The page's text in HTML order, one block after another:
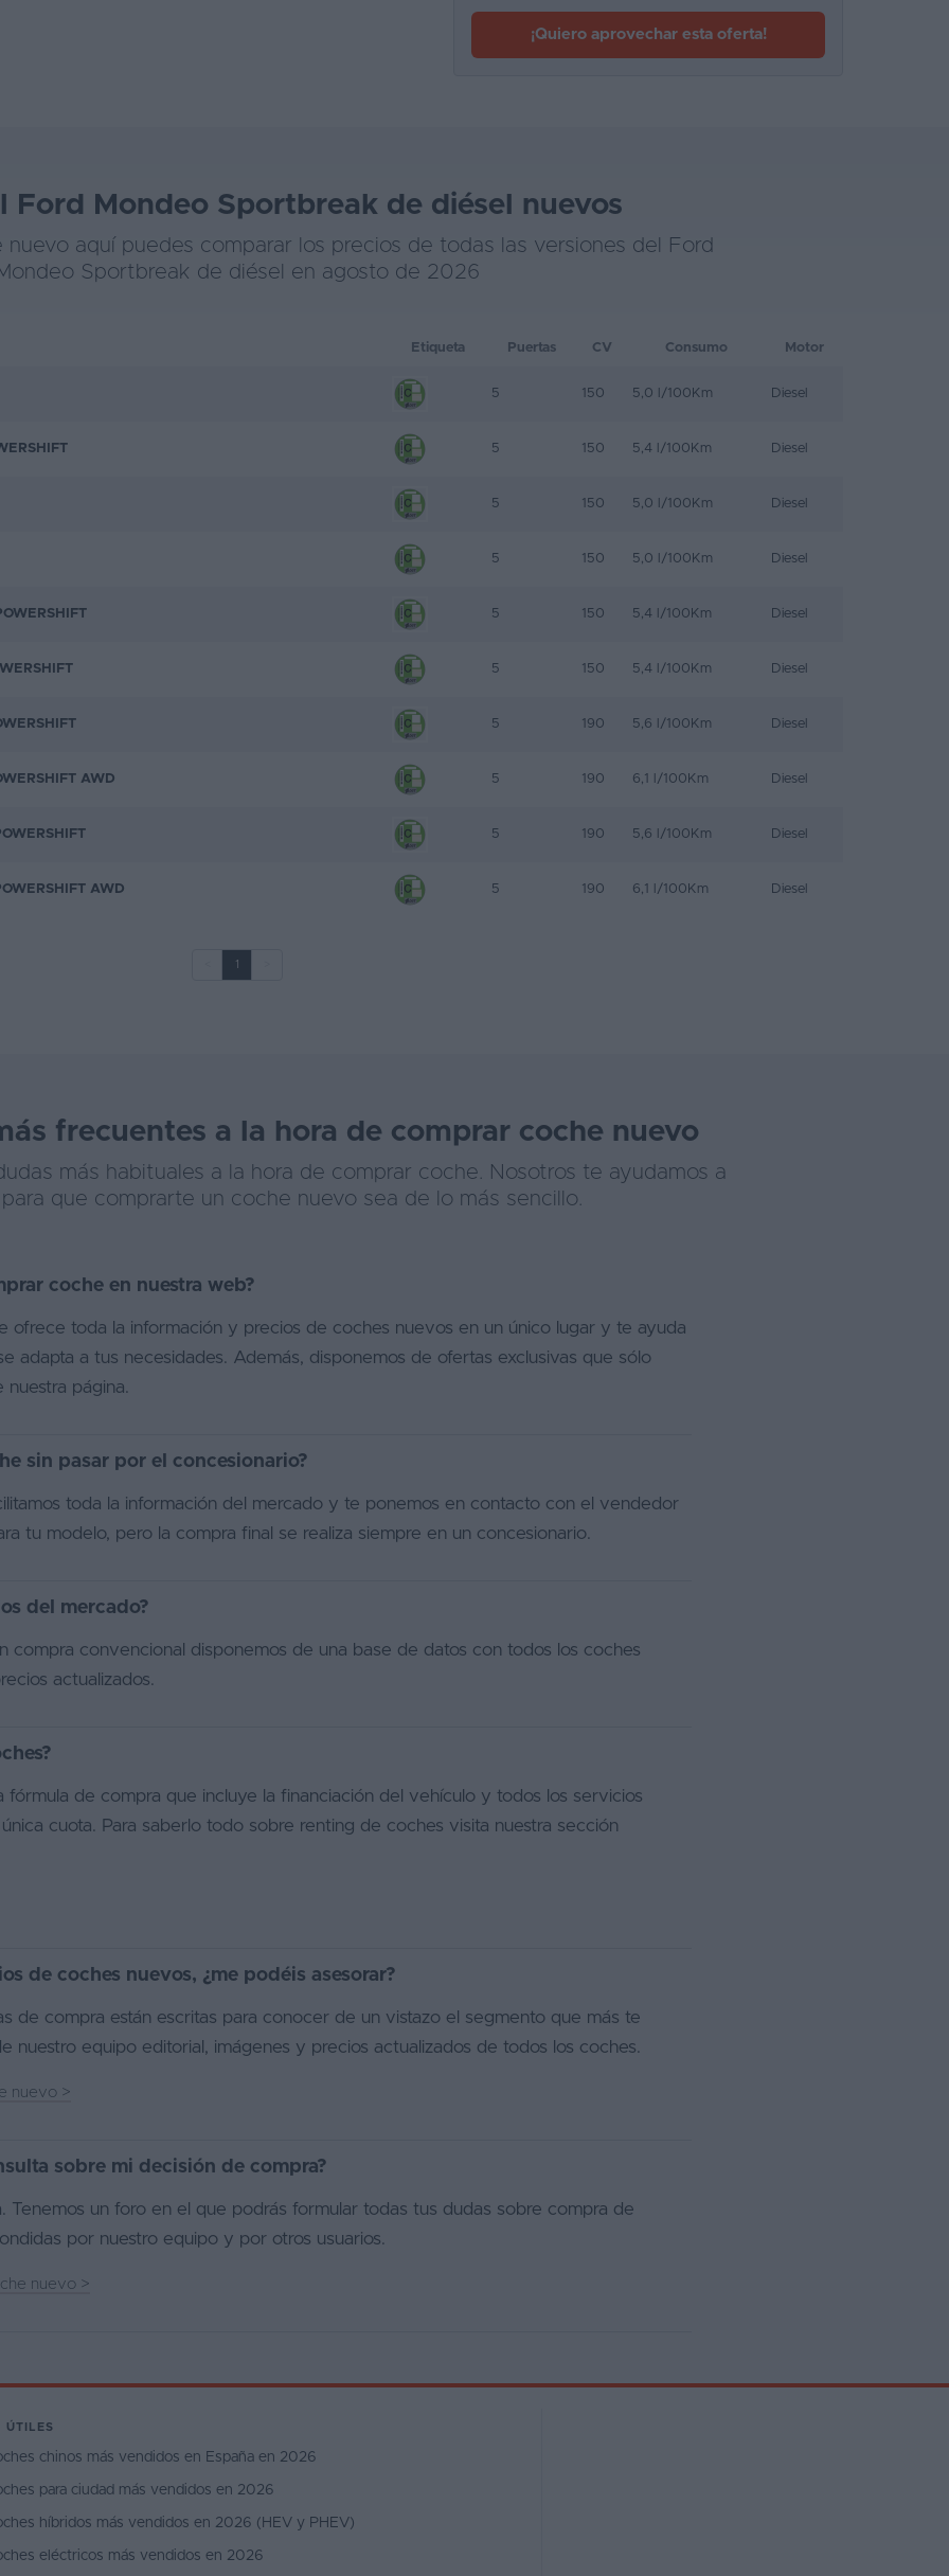
¡Quiero aprovechar esta oferta!
Ford Mondeo Sportbreak de diésel nuevos
nuevo aquí puedes comparar los precios de todas las versiones del Ford
Sportbreak de diésel en agosto de 2026
Etiqueta Puertas CV Consumo Motor
5 150 5,0 l/100Km Diesel
5 150 5,4 l/100Km Diesel
5 150 5,0 l/100Km Diesel
5 150 5,0 l/100Km Diesel
5 150 5,4 l/100Km Diesel
5 150 5,4 l/100Km Diesel
5 190 5,6 l/100Km Diesel
AWD 5 190 6,1 l/100Km Diesel
5 190 5,6 l/100Km Diesel
AWD 5 190 6,1 l/100Km Diesel
1
frecuentes a la hora de comprar coche nuevo
más habituales a la hora de comprar coche. Nosotros te ayudamos a
que comprarte un coche nuevo sea de lo más sencillo.
coche en nuestra web?
ofrece toda la información y precios de coches nuevos en un único lugar y te ayuda
adapta a tus necesidades. Además, disponemos de ofertas exclusivas que sólo
página.
sin pasar por el concesionario?
toda la información del mercado y te ponemos en contacto con el vendedor
tu modelo, pero la compra final se realiza siempre en un concesionario.
del mercado?
compra convencional disponemos de una base de datos con todos los coches
actualizados.
fórmula de compra que incluye la financiación del vehículo y todos los servicios
cuota. Para saberlo todo sobre renting de coches visita nuestra sección
de coches nuevos, ¿me podéis asesorar?
de compra están escritas para conocer de un vistazo el segmento que más te
nuestro equipo editorial, imágenes y precios actualizados de todos los coches.
nuevo >
sobre mi decisión de compra?
Tenemos un foro en el que podrás formular todas tus dudas sobre compra de
por nuestro equipo y por otros usuarios.
nuevo >
ÚTILES
chinos más vendidos en España en 2026
para ciudad más vendidos en 2026
híbridos más vendidos en 2026 (HEV y PHEV)
eléctricos más vendidos en 2026